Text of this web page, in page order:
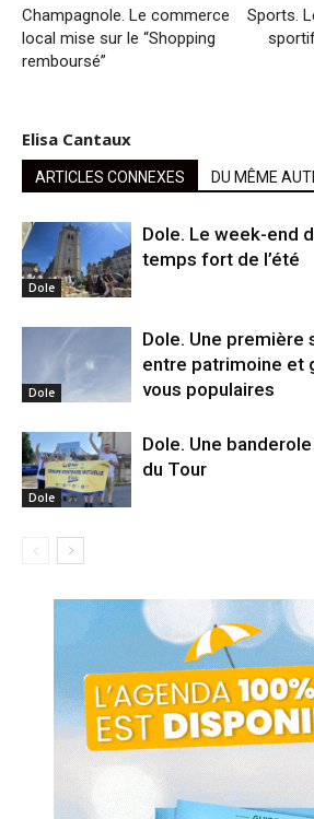
Champagnole. Le commerce
local mise sur le “Shopping
remboursé”
Sports.
Elisa Cantaux
ARTICLES CONNEXES DU MÊME
Dole
Dole. Le week-end
temps fort de l’été
Dole
Dole. Une première
entre patrimoine et
vous populaires
Dole
Dole. Une
du Tour